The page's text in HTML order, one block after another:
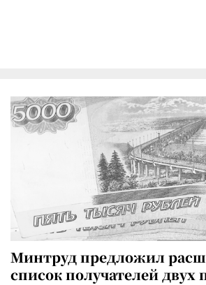
Минтруд предложил
список получателей двух